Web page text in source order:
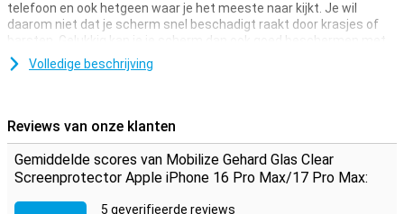
telefoon en ook hetgeen waar je het meeste naar kijkt. Je wil
daarom niet dat je scherm snel beschadigt raakt door krasjes of
barsten. Gelukkig kan je je scherm dan ook goed beschermen met
een screenprotector.
voorkomt schade aan je scherm.
Beschermlaag die niet in de weg zit
Zoek je bescherming voor het display van je Apple iPhone 16 Pro
Max/17 Pro Max? Dan is deze clear screenprotector een goede
Volledige beschrijving
Reviews van onze klanten
Gemiddelde scores van Mobilize Gehard Glas Clear
Screenprotector Apple iPhone 16 Pro Max/17 Pro Max:
5 geverifieerde reviews